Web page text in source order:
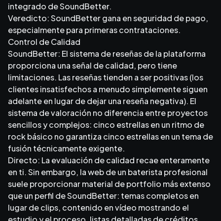
integrado de SoundBetter.
Veredicto: SoundBetter gana en seguridad de pago,
especialmente para primeras contrataciones.
Control de Calidad
SoundBetter: El sistema de reseñas de la plataforma
proporciona una señal de calidad, pero tiene
limitaciones. Las reseñas tienden a ser positivas (los
clientes insatisfechos a menudo simplemente siguen
adelante en lugar de dejar una reseña negativa). El
sistema de valoración no diferencia entre proyectos
sencillos y complejos: cinco estrellas en un ritmo de
rock básico no garantiza cinco estrellas en un tema de
fusión técnicamente exigente.
Directo: La evaluación de calidad recae enteramente
en ti. Sin embargo, la web de un baterista profesional
suele proporcionar material de portfolio más extenso
que un perfil de SoundBetter: temas completos en
lugar de clips, contenido en vídeo mostrando el